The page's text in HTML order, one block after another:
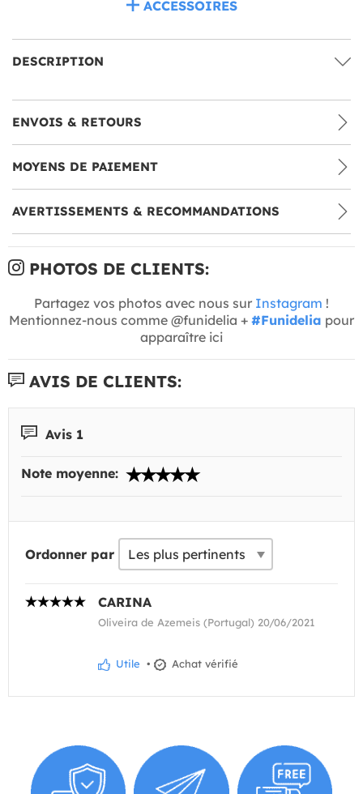
ACCESSOIRES
DESCRIPTION
ENVOIS & RETOURS
MOYENS DE PAIEMENT
AVERTISSEMENTS & RECOMMANDATIONS
PHOTOS DE CLIENTS:
Partagez vos photos avec nous sur Instagram !
Mentionnez-nous comme @funidelia + #Funidelia pour
apparaître ici
AVIS DE CLIENTS:
Avis 1
Note moyenne:
Ordonner par
CARINA
Oliveira de Azemeis (Portugal) 20/06/2021
Utile • Achat vérifié